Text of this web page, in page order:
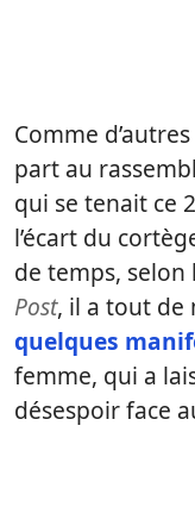
Comme
part au
qui se tenait ce
l’écart du
de temps,
Post, il a tout de
quelques
femme, qui a
désespoir face